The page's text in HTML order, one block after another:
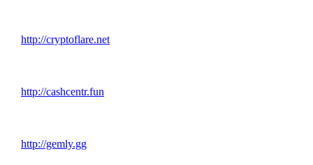
http://cryptoflare.net
http://cashcentr.fun
http://gemly.gg